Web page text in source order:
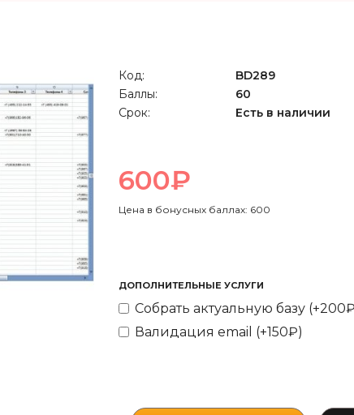
Код:
BD289
Баллы:
60
Срок:
Есть в наличии
600₽
Цена в бонусных баллах: 600
ДОПОЛНИТЕЛЬНЫЕ УСЛУГИ
Собрать актуальную базу
Валидация email (+150₽)